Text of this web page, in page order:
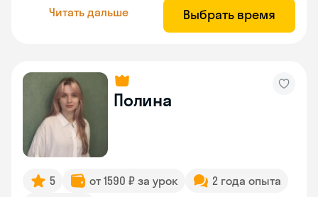
Читать дальше Выбрать время
Полина
5 от 1590 ₽ за урок
2 года опыта